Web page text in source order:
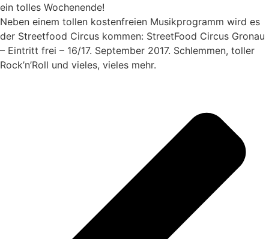
ein tolles Wochenende!
Neben einem tollen kostenfreien Musikprogramm wird es
der Streetfood Circus kommen: StreetFood Circus Gronau
– Eintritt frei – 16/17. September 2017. Schlemmen, toller
Rock’n’Roll und vieles, vieles mehr.